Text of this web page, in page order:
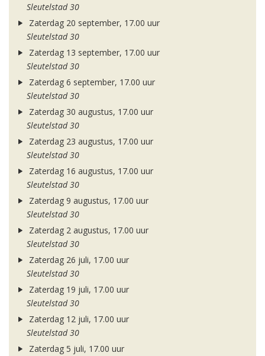
Sleutelstad 30
Zaterdag 20 september, 17.00 uur
Sleutelstad 30
Zaterdag 13 september, 17.00 uur
Sleutelstad 30
Zaterdag 6 september, 17.00 uur
Sleutelstad 30
Zaterdag 30 augustus, 17.00 uur
Sleutelstad 30
Zaterdag 23 augustus, 17.00 uur
Sleutelstad 30
Zaterdag 16 augustus, 17.00 uur
Sleutelstad 30
Zaterdag 9 augustus, 17.00 uur
Sleutelstad 30
Zaterdag 2 augustus, 17.00 uur
Sleutelstad 30
Zaterdag 26 juli, 17.00 uur
Sleutelstad 30
Zaterdag 19 juli, 17.00 uur
Sleutelstad 30
Zaterdag 12 juli, 17.00 uur
Sleutelstad 30
Zaterdag 5 juli, 17.00 uur